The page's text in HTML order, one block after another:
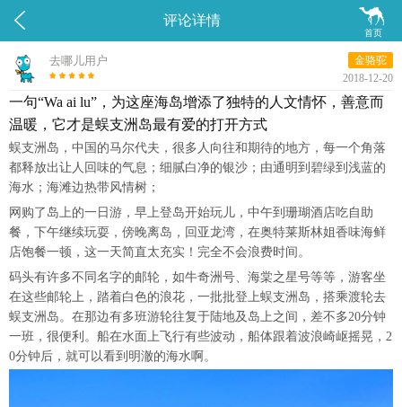
 
首页
评论详情
去哪儿用户
金骆驼
2018-12-20
一句“Wa ai lu”，为这座海岛增添了独特的人文情怀，善意而
温暖，它才是蜈支洲岛最有爱的打开方式
蜈支洲岛，中国的马尔代夫，很多人向往和期待的地方，每一个角落
都释放出让人回味的气息；细腻白净的银沙；由通明到碧绿到浅蓝的
海水；海滩边热带风情树；
网购了岛上的一日游，早上登岛开始玩儿，中午到珊瑚酒店吃自助
餐，下午继续玩耍，傍晚离岛，回亚龙湾，在奥特莱斯林姐香味海鲜
店饱餐一顿，这一天简直太充实！完全不会浪费时间。
码头有许多不同名字的邮轮，如牛奇洲号、海棠之星号等等，游客坐
在这些邮轮上，踏着白色的浪花，一批批登上蜈支洲岛，搭乘渡轮去
蜈支洲岛。在那边有多班游轮往复于陆地及岛上之间，差不多20分钟
一班，很便利。船在水面上飞行有些波动，船体跟着波浪崎岖摇晃，2
0分钟后，就可以看到明澈的海水啊。